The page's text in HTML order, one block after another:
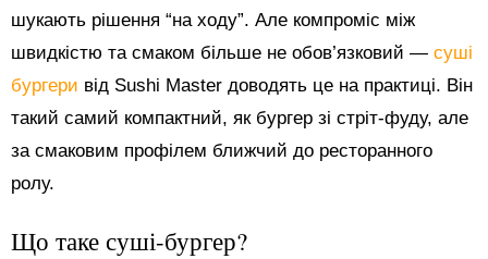
шукають рішення “на ходу”. Але компроміс між
швидкістю та смаком більше не обов’язковий — суші
бургери від Sushi Master доводять це на практиці. Він
такий самий компактний, як бургер зі стріт-фуду, але
за смаковим профілем ближчий до ресторанного
ролу.
Що таке суші-бургер?